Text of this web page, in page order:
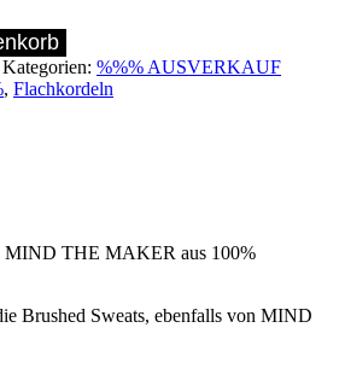
Kategorien: %%% AUSVERKAUF
, Flachkordeln
MIND THE MAKER aus 100%
Brushed Sweats, ebenfalls von MIND